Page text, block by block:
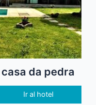
casa da pedra
Ir al hotel